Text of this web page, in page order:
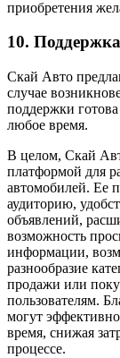
приобретения
10.
Скай Авто
случае
поддержки
любое время.
В целом, Скай
платформой для
автомобилей. Ее
аудиторию,
объявлений,
возможность
информации,
разнообразие
продажи или
пользователям.
могут
время, снижая
процессе.